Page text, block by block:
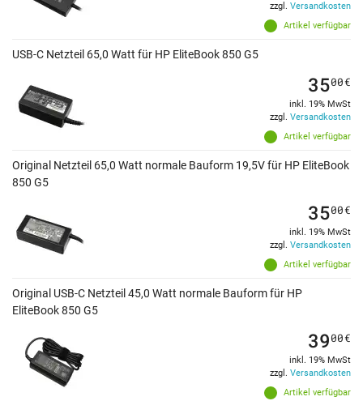
Artikel verfügbar
zzgl. Versandkosten
USB-C Netzteil 65,0 Watt für HP EliteBook 850 G5
Artikel verfügbar
3500€
inkl. 19% MwSt
zzgl. Versandkosten
Original Netzteil 65,0 Watt normale Bauform 19,5V für HP EliteBook
850 G5
Artikel verfügbar
3500€
inkl. 19% MwSt
zzgl. Versandkosten
Original USB-C Netzteil 45,0 Watt normale Bauform für HP
EliteBook 850 G5
Artikel verfügbar
3900€
inkl. 19% MwSt
zzgl. Versandkosten